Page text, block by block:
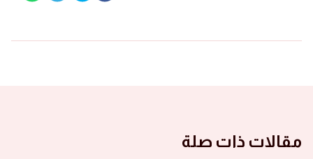
مقالات ذات صلة